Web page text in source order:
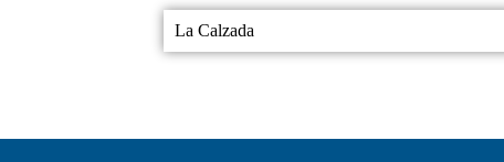
La Calzada